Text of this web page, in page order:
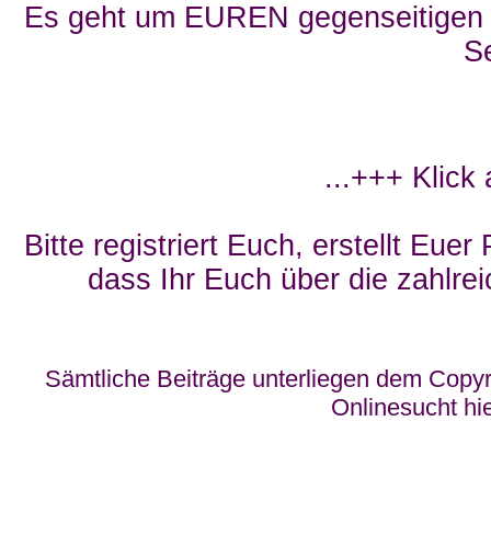
Es geht um EUREN
...+++ Klick
Bitte registriert Euch, erstellt Euer
dass Ihr Euch über die
Sämtliche Beiträge unterliegen dem
Onlinesucht